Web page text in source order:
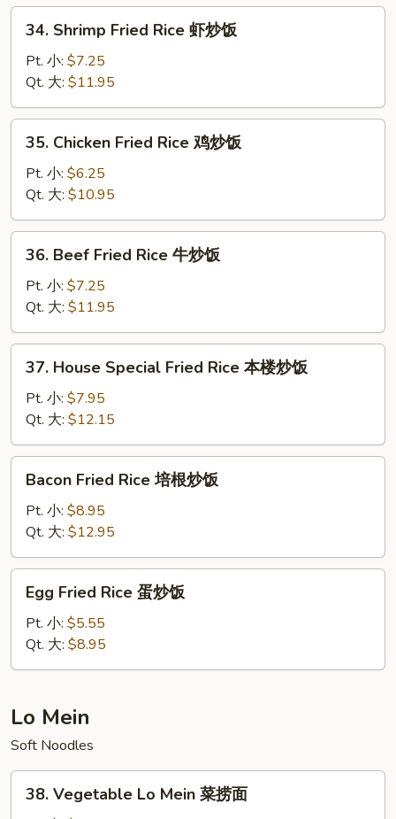
叉
Shrimp
Fried
Rice
虾
炒
34. Shrimp Fried Rice 虾炒饭
Pt. 小: $7.25
Qt. 大: $11.95
Chicken
Fried
Rice
鸡
炒
35. Chicken Fried Rice 鸡炒饭
Pt. 小: $6.25
Qt. 大: $10.95
Beef
Fried
Rice
牛
炒
36. Beef Fried Rice 牛炒饭
Pt. 小: $7.25
Qt. 大: $11.95
House
Special
Fried
Rice
本
37. House Special Fried Rice 本楼炒饭
Pt. 小: $7.95
Qt. 大: $12.15
Fried
Rice
根
炒
Bacon Fried Rice 培根炒饭
Pt. 小: $8.95
Qt. 大: $12.95
Fried
Rice
炒
Egg Fried Rice 蛋炒饭
Pt. 小: $5.55
Qt. 大: $8.95
Lo Mein
Soft Noodles
Vegetable
38. Vegetable Lo Mein 菜捞面